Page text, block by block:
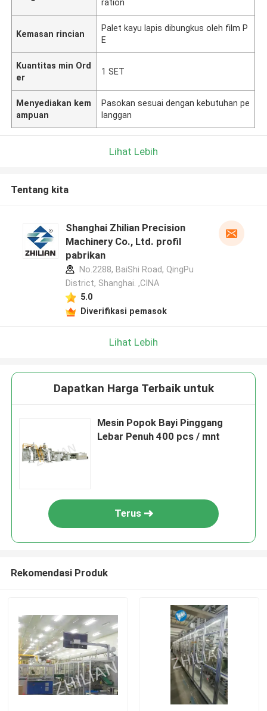
ration
Kemasan rincian
Palet kayu lapis dibungkus oleh film P
E
Kuantitas min Ord
er
1 SET
Menyediakan kem
ampuan
Pasokan sesuai dengan kebutuhan pe
langgan
Lihat Lebih
Tentang kita
Shanghai Zhilian Precision
Machinery Co., Ltd. profil
pabrikan
No.2288, BaiShi Road, QingPu
District, Shanghai. ,CINA
5.0
Diverifikasi pemasok
Lihat Lebih
Dapatkan Harga Terbaik untuk
Mesin Popok Bayi Pinggang
Lebar Penuh 400 pcs / mnt
Terus
Rekomendasi Produk